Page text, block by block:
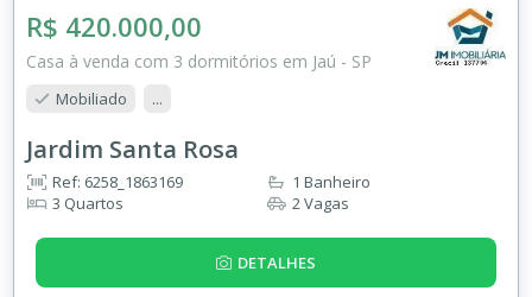
R$ 420.000,00
Casa à venda com 3 dormitórios em Jaú - SP
Mobiliado ...
Jardim Santa Rosa
Ref: 6258_1863169
3 Quartos
1 Banheiro
2 Vagas
DETALHES